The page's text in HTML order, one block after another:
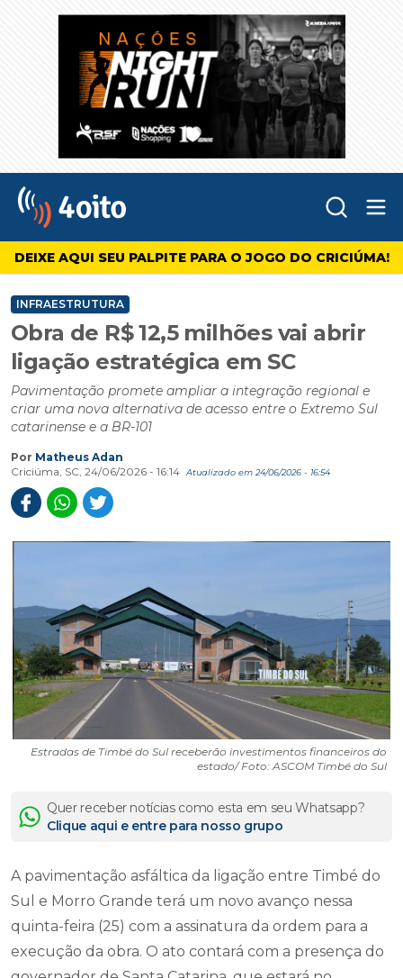
4oito
DEIXE AQUI SEU PALPITE PARA O JOGO DO CRICIÚMA!
INFRAESTRUTURA
Obra de R$ 12,5 milhões vai abrir
ligação estratégica em SC
Pavimentação promete ampliar a integração regional e
criar uma nova alternativa de acesso entre o Extremo Sul
catarinense e a BR-101
Por Matheus Adan
Criciúma, SC, 24/06/2026 - 16:14
Atualizado em 24/06/2026 - 16:54
Estradas de Timbé do Sul receberão investimentos financeiros do
estado/ Foto: ASCOM Timbé do Sul
Quer receber notícias como esta em seu Whatsapp?
Clique aqui e entre para nosso grupo
A pavimentação asfáltica da ligação entre Timbé do
Sul e Morro Grande terá um novo avanço nessa
quinta-feira (25) com a assinatura da ordem para a
execução da obra. O ato contará com a presença do